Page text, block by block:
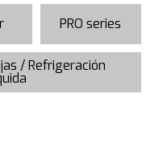
PRO series
/ Refrigeración